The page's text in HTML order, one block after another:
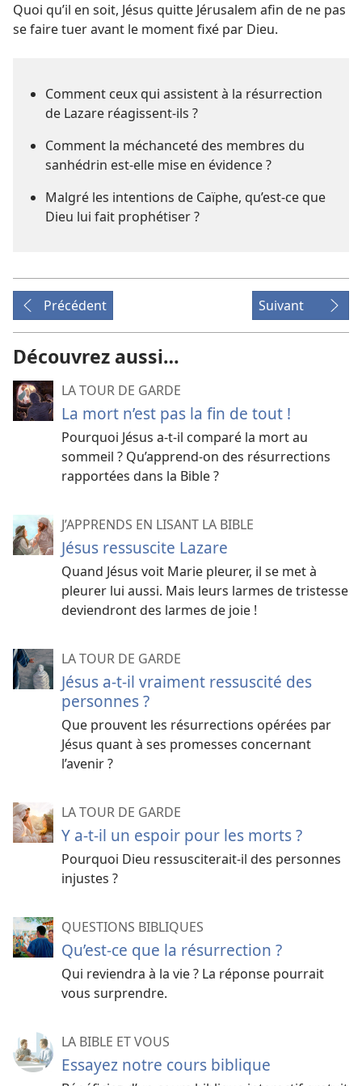
Quoi qu’il en soit, Jésus quitte Jérusalem afin de ne pas
se faire tuer avant le moment fixé par Dieu.
Comment ceux qui assistent à la résurrection
de Lazare réagissent-​ils ?
Comment la méchanceté des membres du
sanhédrin est-​elle mise en évidence ?
Malgré les intentions de Caïphe, qu’est-​ce que
Dieu lui fait prophétiser ?
Précédent Suivant
Découvrez aussi…
LA TOUR DE GARDE
La mort n’est pas la fin de tout !
Pourquoi Jésus a-t-il comparé la mort au
sommeil ? Qu’apprend-on des résurrections
rapportées dans la Bible ?
J’APPRENDS EN LISANT LA BIBLE
Jésus ressuscite Lazare
Quand Jésus voit Marie pleurer, il se met à
pleurer lui aussi. Mais leurs larmes de tristesse
deviendront des larmes de joie !
LA TOUR DE GARDE
Jésus a-t-il vraiment ressuscité des
personnes ?
Que prouvent les résurrections opérées par
Jésus quant à ses promesses concernant
l’avenir ?
LA TOUR DE GARDE
Y a-​t-​il un espoir pour les morts ?
Pourquoi Dieu ressusciterait-​il des personnes
injustes ?
QUESTIONS BIBLIQUES
Qu’est-ce que la résurrection ?
Qui reviendra à la vie ? La réponse pourrait
vous surprendre.
LA BIBLE ET VOUS
Essayez notre cours biblique